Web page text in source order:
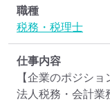
職種
税務・税理士
仕事内容
【企業のポジショ
法人税務・会計業